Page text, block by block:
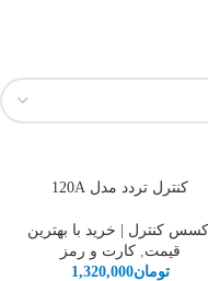
کنترل تردد مدل 120A
اکسس کنترل | خرید با بهترین
قیمت,کارت و رمز
تومان1,320,000